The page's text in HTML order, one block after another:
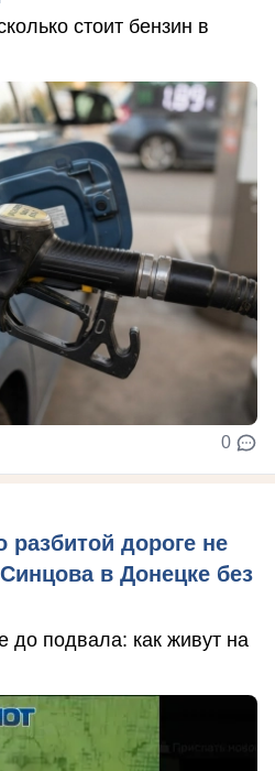
стоит бензин в
0
дороге не
в Донецке без
до подвала: как живут на